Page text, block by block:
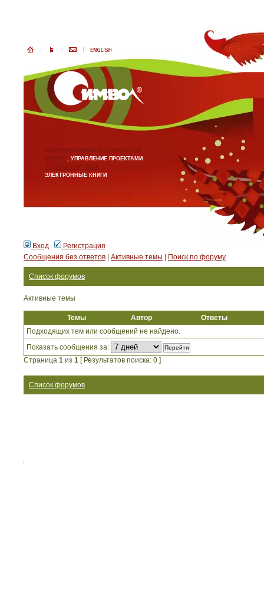
ИНФОРМАЦИОННЫЕ ТЕХНОЛОГИИ
БИЗНЕС, УПРАВЛЕНИЕ ПРОЕКТАМИ
АНГЛИЙСКИЙ ЯЗЫК
ЭЛЕКТРОННЫЕ КНИГИ
Вход
Регистрация
Сообщения без ответов
Активные темы Поиск по форуму
Список форумов
Активные темы
Темы Автор
Ответы
Подходящих тем или сообщений не найдено.
Показать сообщения за:
Страница 1 из 1 [ Результатов поиска: 0 ]
Список форумов